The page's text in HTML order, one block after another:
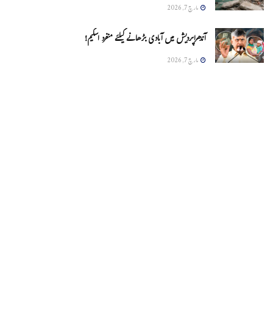
مارچ 7, 2026
آندھراپردیش میں آبادی بڑھانے کیلئے منفرد اسکیم!
مارچ 7, 2026